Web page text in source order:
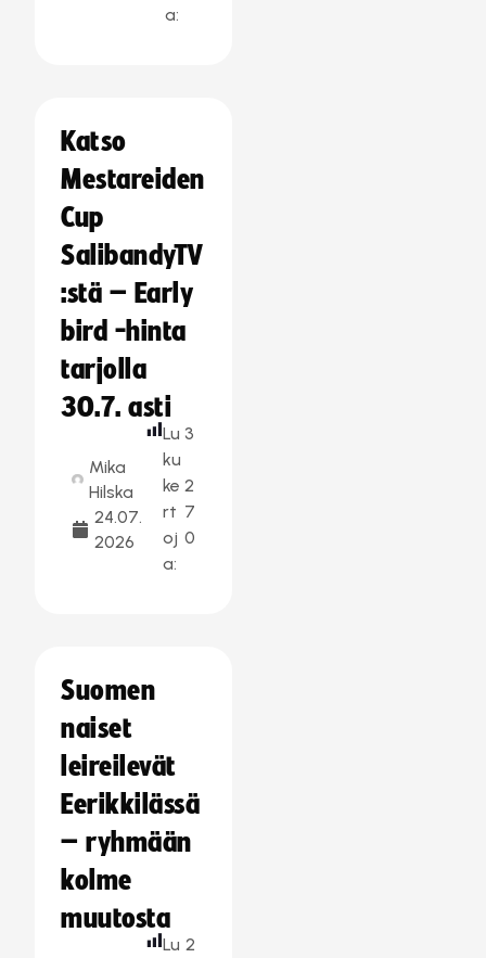
a:
Katso
Mestareiden
Cup
SalibandyTV
:stä – Early
bird -hinta
tarjolla
30.7. asti
Mika
Hilska
24.07.
2026
Lu
ku
ke
rt
oj
a:
3
2
7
0
Suomen
naiset
leireilevät
Eerikkilässä
– ryhmään
kolme
muutosta
Lu 2